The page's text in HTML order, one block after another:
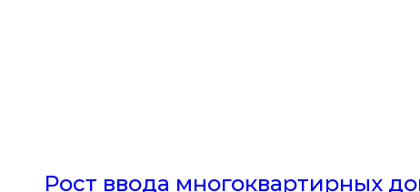
Рост ввода многоквартирных